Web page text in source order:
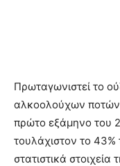
Πρωταγωνιστεί το
αλκοολούχων ποτών
πρώτο εξάμηνο του
τουλάχιστον το
στατιστικά στοιχεία